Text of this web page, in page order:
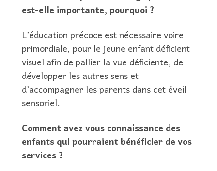
est-elle importante, pourquoi ?
L’éducation précoce est nécessaire voire
primordiale, pour le jeune enfant déficient
visuel afin de pallier la vue déficiente, de
développer les autres sens et
d’accompagner les parents dans cet éveil
sensoriel.
Comment avez vous connaissance des
enfants qui pourraient bénéficier de vos
services ?